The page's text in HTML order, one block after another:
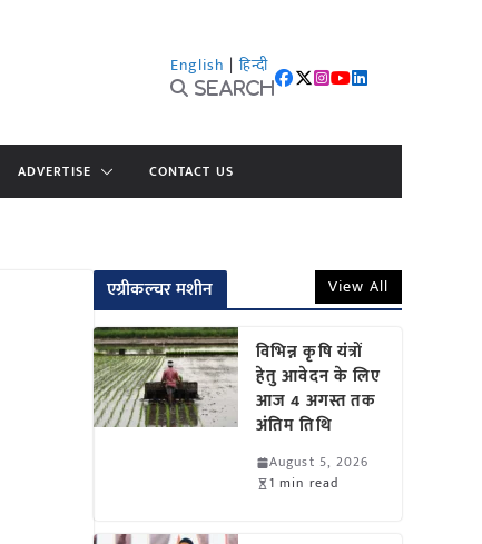
English | हिन्दी
Search
ADVERTISE CONTACT US
एग्रीकल्चर मशीन View All
विभिन्न कृषि यंत्रों
हेतु आवेदन के लिए
आज 4 अगस्त तक
अंतिम तिथि
August 5, 2026
1 min read